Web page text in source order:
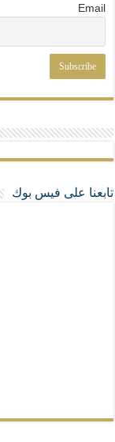
Email
تابعنا على فيس بوك